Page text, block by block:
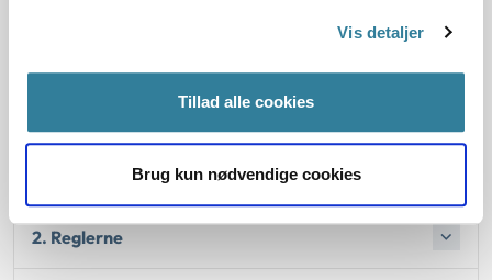
Vis detaljer
Tillad alle cookies
Brug kun nødvendige cookies
1. Baggrund for at behandle sagen principielt
2. Reglerne